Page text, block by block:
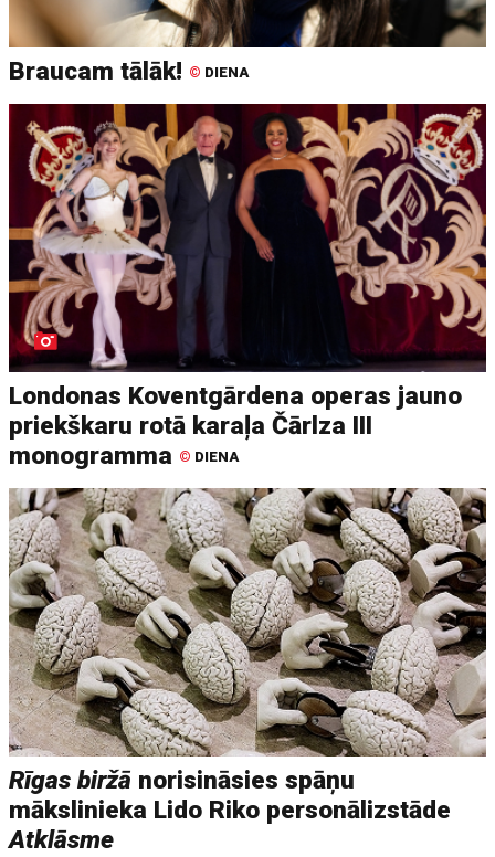
Braucam tālāk! © DIENA
Londonas Koventgārdena operas jauno
priekškaru rotā karaļa Čārlza III
monogramma © DIENA
Rīgas biržā norisināsies spāņu
mākslinieka Lido Riko personālizstāde
Atklāsme